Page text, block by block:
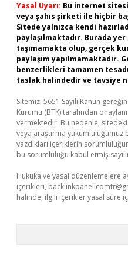
Yasal Uyarı: Bu internet
veya şahıs şirketi ile hiçbir
Sitede yalnızca kendi
paylaşılmaktadır. Burada
taşımamakta olup, gerçek
paylaşım yapılmamaktadır.
benzerlikleri tamamen
taslak halindedir ve tavsiye
Sitemiz, 5651 Sayılı Kanun
Kurumu (BTK) tarafından
vermektedir. Bu nedenle,
veya araştırma yükümlülüğümüz
yazdıkları içeriklerin
bu sorumluluğu kabul etmiş
Hukuka ve yasal düzenlemelere
içerikleri,
halinde, ilgili içerikler yasal süre